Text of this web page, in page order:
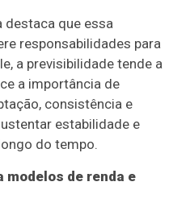
destaca que essa
responsabilidades para
a previsibilidade tende a
a importância de
consistência e
estabilidade e
do tempo.
modelos de renda e